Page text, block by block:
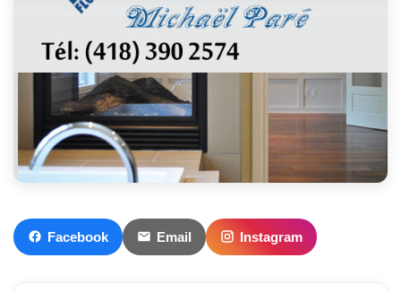
Facebook Email Instagram